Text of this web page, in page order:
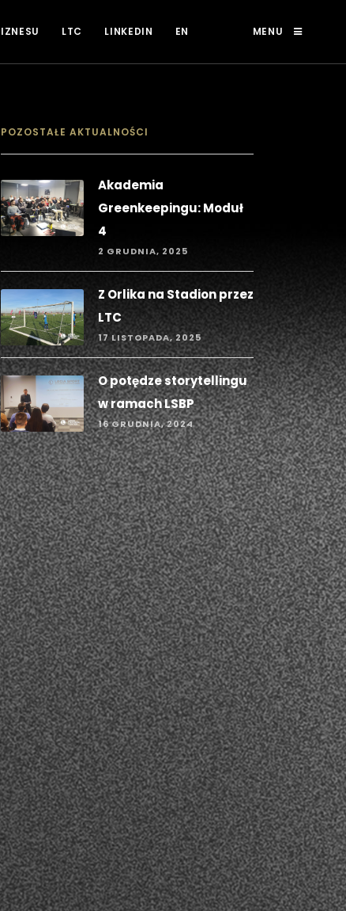
LTC LINKEDIN EN MENU
POZOSTAŁE AKTUALNOŚCI
Akademia
Greenkeepingu: Moduł
4
2 GRUDNIA, 2025
Z Orlika na Stadion przez
LTC
17 LISTOPADA, 2025
O potędze storytellingu
w ramach LSBP
16 GRUDNIA, 2024